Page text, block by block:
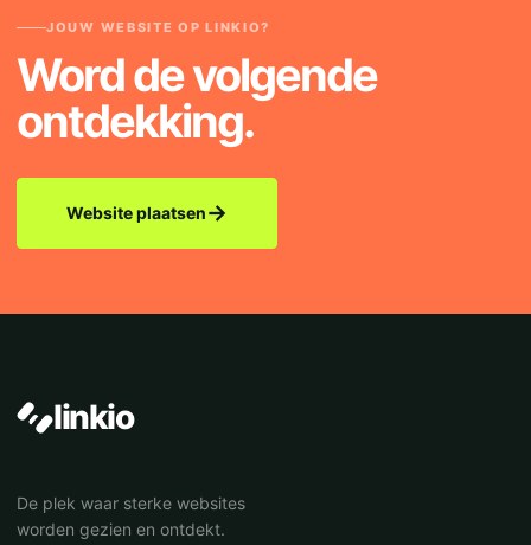
JOUW WEBSITE OP LINKIO?
Word de volgende
ontdekking.
Website plaatsen→
linkio
De plek waar sterke websites
worden gezien en ontdekt.